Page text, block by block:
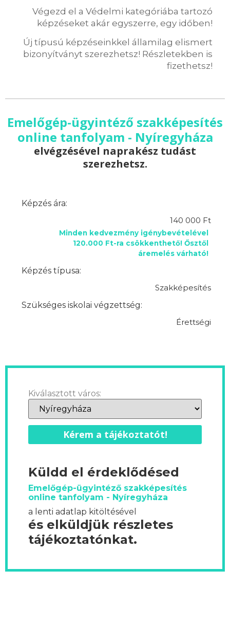
Végezd el a Védelmi kategóriába tartozó
képzéseket akár egyszerre, egy időben!
Új típusú képzéseinkkel államilag elismert
bizonyítványt szerezhetsz! Részletekben is
fizethetsz!
Emelőgép-ügyintéző szakképesítés
online tanfolyam - Nyíregyháza
elvégzésével naprakész tudást
szerezhetsz.
Képzés ára:
140 000 Ft
Minden kedvezmény igénybevételével
120.000 Ft-ra csökkenthető! Ősztől
áremelés várható!
Képzés típusa:
Szakképesítés
Szükséges iskolai végzettség:
Érettségi
Kiválasztott város:
Kérem a tájékoztatót!
Küldd el érdeklődésed
Emelőgép-ügyintéző szakképesítés
online tanfolyam - Nyíregyháza
a lenti adatlap kitöltésével
és elküldjük részletes
tájékoztatónkat.